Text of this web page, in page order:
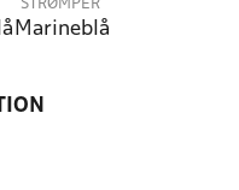
STRØMPER
Marineblå